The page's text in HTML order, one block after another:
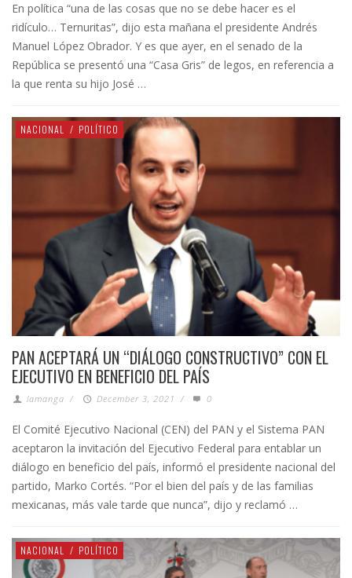
En política “una de las cosas que no se debe hacer es el
ridículo… Ternuritas”, dijo esta mañana el presidente Andrés
Manuel López Obrador. Y es que ayer, en el senado de la
República se presentó una “Casa Gris” de legos, en referencia a
la que renta su hijo José …
NACIONAL / POLÍTICO
PAN ACEPTARÁ UN “DIÁLOGO CONSTRUCTIVO” CON EL
EJECUTIVO EN BENEFICIO DEL PAÍS
lamanga / December 3, 2021 / 0
El Comité Ejecutivo Nacional (CEN) del PAN y el Sistema PAN
aceptaron la invitación del Ejecutivo Federal para entablar un
diálogo en beneficio del país, informó el presidente nacional del
partido, Marko Cortés. “Por el bien del país y de las familias
mexicanas, más vale tarde que nunca”, dijo y reclamó …
NACIONAL / POLÍTICO